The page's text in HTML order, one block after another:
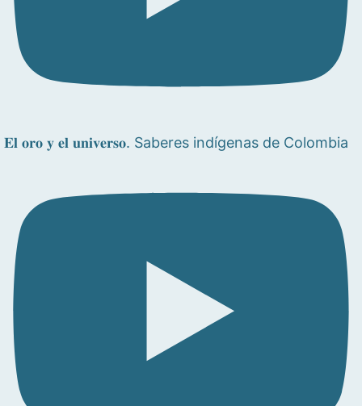
𝐄𝐥 𝐨𝐫𝐨 𝐲 𝐞𝐥 𝐮𝐧𝐢𝐯𝐞𝐫𝐬𝐨. Saberes indígenas de Colombia